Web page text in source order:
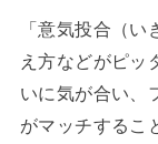
「意気投合（
え方などがピッ
いに気が合い、
がマッチするこ